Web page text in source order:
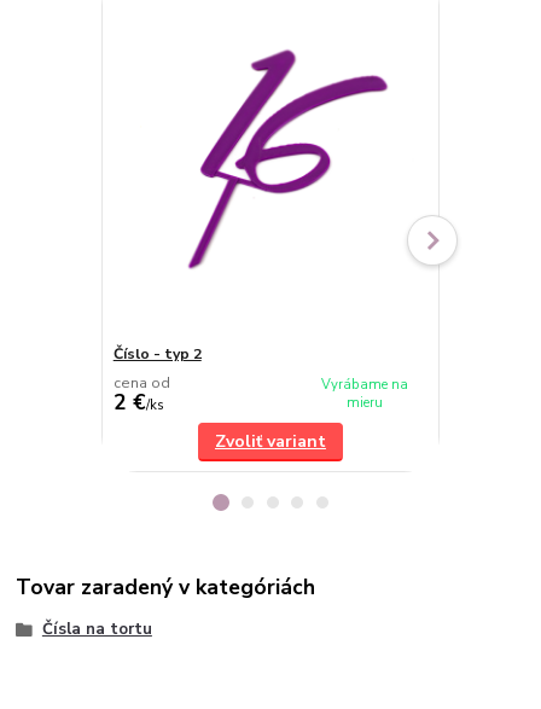
Číslo - typ 2
cena od
2 €/ks
Vyrábame na
mieru
Zvoliť variant
Tovar zaradený v kategóriách
Čísla na tortu